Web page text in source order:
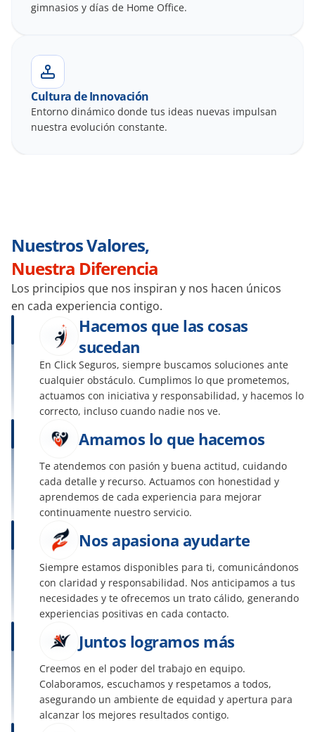
gimnasios y días de Home Office.
Cultura de Innovación
Entorno dinámico donde tus ideas nuevas impulsan
nuestra evolución constante.
Nuestros Valores,
Nuestra Diferencia
Los principios que nos inspiran y nos hacen únicos
en cada experiencia contigo.
Hacemos que las cosas
sucedan
En Click Seguros, siempre buscamos soluciones ante
cualquier obstáculo. Cumplimos lo que prometemos,
actuamos con iniciativa y responsabilidad, y hacemos lo
correcto, incluso cuando nadie nos ve.
Amamos lo que hacemos
Te atendemos con pasión y buena actitud, cuidando
cada detalle y recurso. Actuamos con honestidad y
aprendemos de cada experiencia para mejorar
continuamente nuestro servicio.
Nos apasiona ayudarte
Siempre estamos disponibles para ti, comunicándonos
con claridad y responsabilidad. Nos anticipamos a tus
necesidades y te ofrecemos un trato cálido, generando
experiencias positivas en cada contacto.
Juntos logramos más
Creemos en el poder del trabajo en equipo.
Colaboramos, escuchamos y respetamos a todos,
asegurando un ambiente de equidad y apertura para
alcanzar los mejores resultados contigo.